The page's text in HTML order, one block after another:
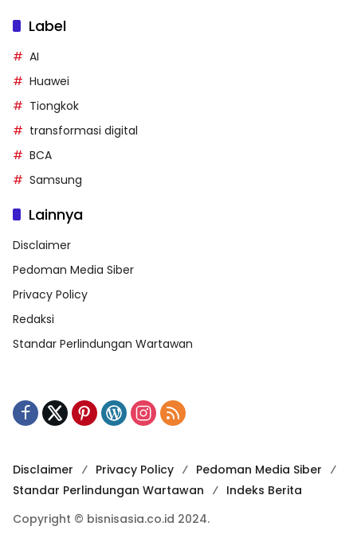
Label
AI
Huawei
Tiongkok
transformasi digital
BCA
Samsung
Lainnya
Disclaimer
Pedoman Media Siber
Privacy Policy
Redaksi
Standar Perlindungan Wartawan
Disclaimer Privacy Policy
Pedoman Media Siber
Standar Perlindungan Wartawan
Indeks Berita
Copyright © bisnisasia.co.id 2024.